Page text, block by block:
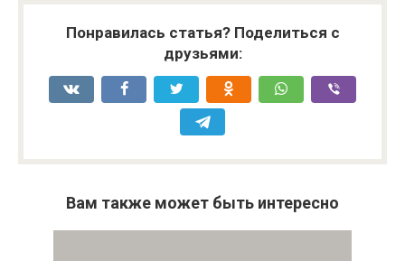
Понравилась статья? Поделиться с
друзьями:
Вам также может быть интересно